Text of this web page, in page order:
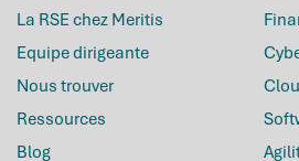
La RSE chez Meritis
Equipe dirigeante
Nous trouver
Ressources
Blog